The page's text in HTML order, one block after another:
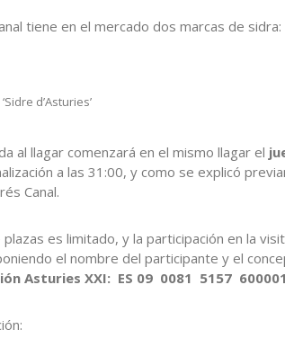
tiene en el mercado dos marcas de sidra:
d’Asturies’
al llagar comenzará en el mismo llagar el
a las 31:00, y como se explicó
Canal.
plazas es limitado, y la participación en la
el nombre del participante y el
Asturies XXI: ES 09 0081 5157